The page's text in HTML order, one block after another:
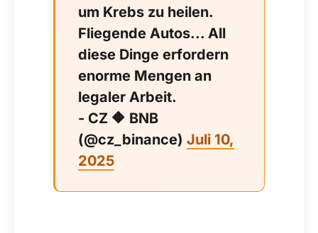
um Krebs zu heilen.
Fliegende Autos... All
diese Dinge erfordern
enorme Mengen an
legaler Arbeit.
- CZ 🔶 BNB
(@cz_binance) Juli 10,
2025